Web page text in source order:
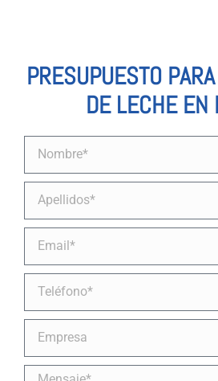
PRESUPUESTO
DE LECHE EN
Nombre
Apellidos
Email
Teléfono
Empresa
Mensaje